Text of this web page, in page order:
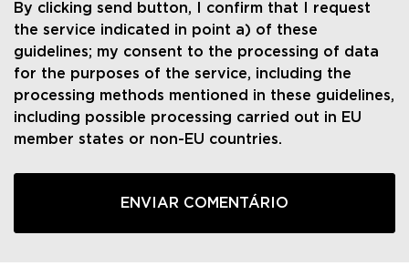
By clicking send button, I confirm that I request
the service indicated in point a) of these
guidelines; my consent to the processing of data
for the purposes of the service, including the
processing methods mentioned in these guidelines,
including possible processing carried out in EU
member states or non-EU countries.